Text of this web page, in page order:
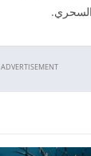
السحري.
ADVERTISEMENT